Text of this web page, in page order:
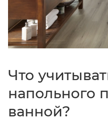
Что
напольного
ванной?